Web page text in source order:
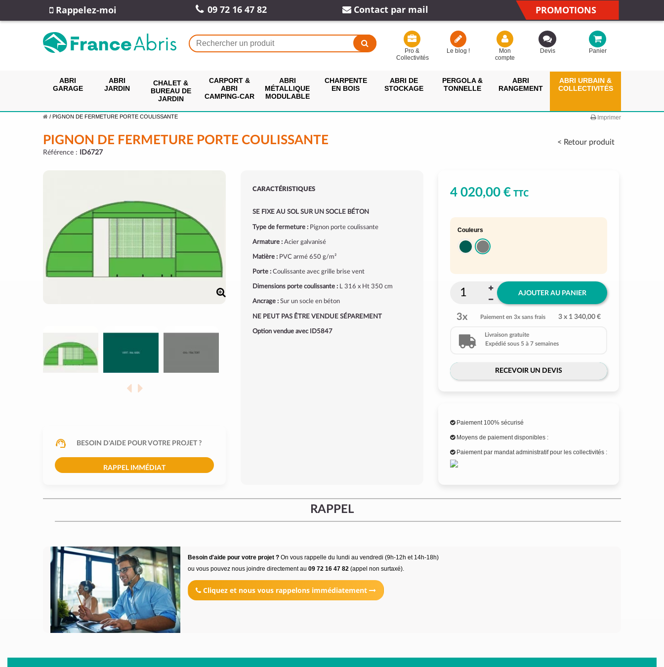
Rappelez-moi 09 72 16 47 82 Contact par mail PROMOTIONS
Pro &
Collectivités
Le blog !
Mon
compte
Devis Panier
ABRI
GARAGE
ABRI
JARDIN
CHALET &
BUREAU DE
JARDIN
CARPORT &
ABRI
CAMPING-CAR
ABRI
MÉTALLIQUE
MODULABLE
CHARPENTE
EN BOIS
ABRI DE
STOCKAGE
PERGOLA &
TONNELLE
ABRI
RANGEMENT
ABRI URBAIN &
COLLECTIVITÉS
/ PIGNON DE FERMETURE PORTE COULISSANTE Imprimer
< Retour produit
PIGNON DE FERMETURE PORTE COULISSANTE
Référence : ID6727
BESOIN D'AIDE POUR VOTRE PROJET ?
RAPPEL IMMÉDIAT
CARACTÉRISTIQUES
SE FIXE AU SOL SUR UN SOCLE BÉTON
Type de fermeture :Pignon porte coulissante
Armature :Acier galvanisé
Matière :PVC armé 650 g/m²
Porte :Coulissante avec grille brise vent
Dimensions porte coulissante :L 316 x Ht 350 cm
Ancrage :Sur un socle en béton
NE PEUT PAS ÊTRE VENDUE SÉPAREMENT
Option vendue avec ID5847
4 020,00 €TTC
Couleurs
AJOUTER AU PANIER
3x Paiement en 3x sans frais 3 x 1 340,00 €
Livraison gratuite
Expédié sous 5 à 7 semaines
RECEVOIR UN DEVIS
Paiement 100% sécurisé
Moyens de paiement disponibles :
Paiement par mandat administratif pour les collectivités :
RAPPEL
Besoin d'aide pour votre projet ?On vous rappelle du lundi au vendredi (9h-12h et 14h-18h)
ou vous pouvez nous joindre directement au 09 72 16 47 82(appel non surtaxé).
Cliquez et nous vous rappelons immédiatement